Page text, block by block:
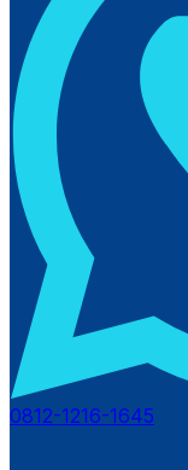
0812-1216-1645